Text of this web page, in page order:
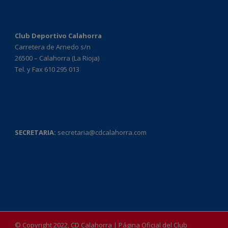
Club Deportivo Calahorra
Carretera de Arnedo s/n
26500 – Calahorra (La Rioja)
Tel. y Fax 610 295 013
SECRETARIA: secretaria@cdcalahorra.com
© Copyright 2022, CD Calahorra | Página Oficial del Club